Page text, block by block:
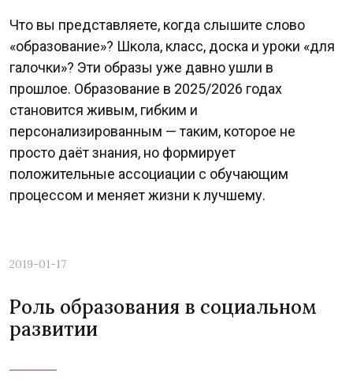
Что вы представляете, когда слышите слово
«образование»? Школа, класс, доска и уроки «для
галочки»? Эти образы уже давно ушли в
прошлое. Образование в 2025/2026 годах
становится живым, гибким и
персонализированным — таким, которое не
просто даёт знания, но формирует
положительные ассоциации с обучающим
процессом и меняет жизни к лучшему.
2019-01-17
Роль образования в социальном
развитии